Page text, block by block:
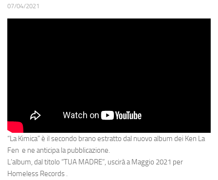
07/04/2021
“La Kimica” è il secondo brano estratto dal nuovo album dei Ken La
Fen e ne anticipa la pubblicazione.
L’album, dal titolo “TUA MADRE”, uscirà a Maggio 2021 per
Homeless Records .